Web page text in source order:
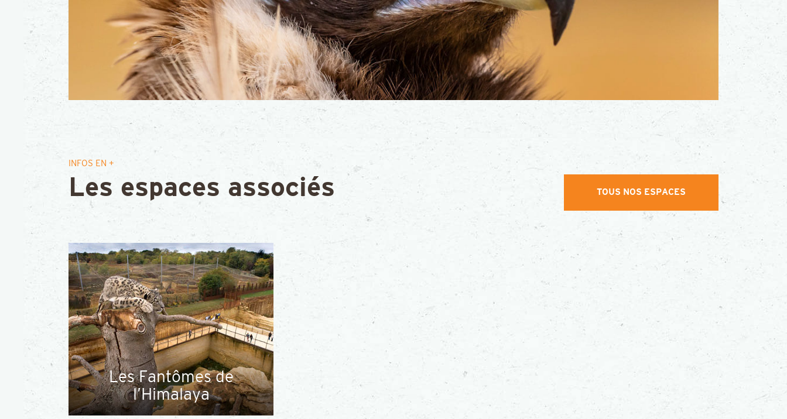
INFOS EN +
TOUS NOS ESPACES
Les espaces associés
Les Fantômes de
l’Himalaya